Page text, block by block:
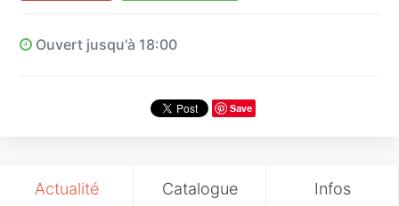
Ouvert jusqu'à 18:00
Save
Actualité Catalogue Infos